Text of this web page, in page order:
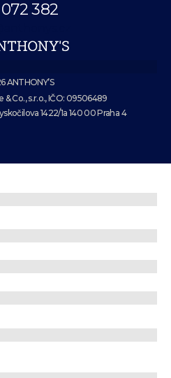
382
ANTHONY’S
Co., s.r.o., IČO: 09506489
1422/1a 140 00 Praha 4